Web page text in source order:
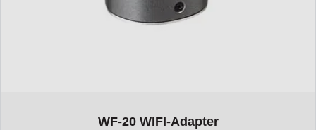
WF-20 WIFI-Adapter
The price depends on the options chosen on the product page